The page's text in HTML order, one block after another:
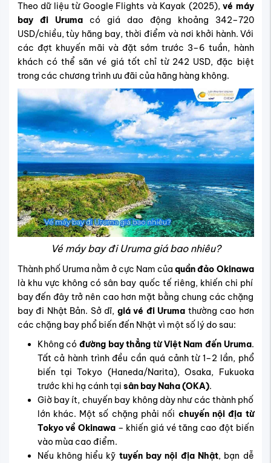
Theo dữ liệu từ Google Flights và Kayak (2025), vé máy
bay đi Urumacó giá dao động khoảng 342–720
USD/chiều, tùy hãng bay, thời điểm và nơi khởi hành. Với
các đợt khuyến mãi và đặt sớm trước 3–6 tuần, hành
khách có thể săn vé giá tốt chỉ từ 242 USD, đặc biệt
trong các chương trình ưu đãi của hãng hàng không.
Vé máy bay đi Uruma giá bao nhiêu?
Thành phố Uruma nằm ở cực Nam củaquần đảo Okinawa
là khu vực không có sân bay quốc tế riêng, khiến chi phí
bay đến đây trở nên cao hơn mặt bằng chung các chặng
bay đi Nhật Bản. Sở dĩ, giá vé đi Uruma thường cao hơn
các chặng bay phổ biến đến Nhật vì một số lý do sau:
Không có đường bay thẳng từ Việt Nam đến Uruma.
Tất cả hành trình đều cần quá cảnh từ 1–2 lần, phổ
biến tại Tokyo (Haneda/Narita), Osaka, Fukuoka
trước khi hạ cánh tại sân bay Naha (OKA).
Giờ bay ít, chuyến bay không dày như các thành phố
lớn khác. Một số chặng phải nối chuyến nội địa từ
Tokyo về Okinawa– khiến giá vé tăng cao đột biến
vào mùa cao điểm.
Nếu không hiểu kỹ tuyến bay nội địa Nhật, bạn dễ